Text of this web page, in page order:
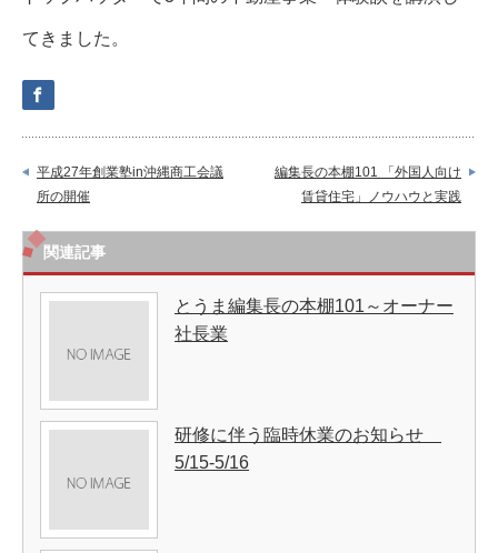
てきました。
平成27年創業塾in沖縄商工会議
所の開催
編集長の本棚101 「外国人向け
賃貸住宅」ノウハウと実践
関連記事
とうま編集長の本棚101～オーナー
社長業
研修に伴う臨時休業のお知らせ
5/15-5/16